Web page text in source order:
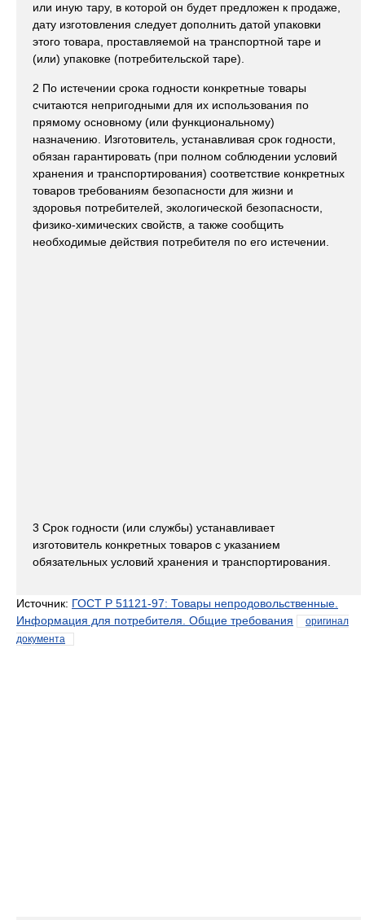
или иную тару, в которой он будет предложен к продаже,
дату изготовления следует дополнить датой упаковки
этого товара, проставляемой на транспортной таре и
(или) упаковке (потребительской таре).
2 По истечении срока годности конкретные товары
считаются непригодными для их использования по
прямому основному (или функциональному)
назначению. Изготовитель, устанавливая срок годности,
обязан гарантировать (при полном соблюдении условий
хранения и транспортирования) соответствие конкретных
товаров требованиям безопасности для жизни и
здоровья потребителей, экологической безопасности,
физико-химических свойств, а также сообщить
необходимые действия потребителя по его истечении.
3 Срок годности (или службы) устанавливает
изготовитель конкретных товаров с указанием
обязательных условий хранения и транспортирования.
Источник: ГОСТ Р 51121-97: Товары непродовольственные.
Информация для потребителя. Общие требования
оригинал
документа